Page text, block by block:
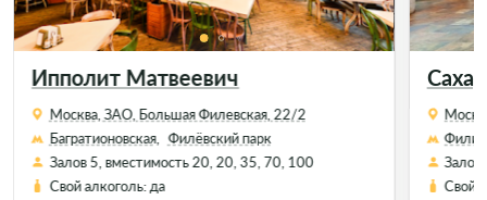
Ипполит Матвеевич
Москва, ЗАО, Большая Филевская, 22/2
Багратионовская,
Филёвский парк
Залов 5, вместимость 20, 20, 35, 70, 100
Свой алкоголь: да
Сахар
Фили,
Залов
Свой